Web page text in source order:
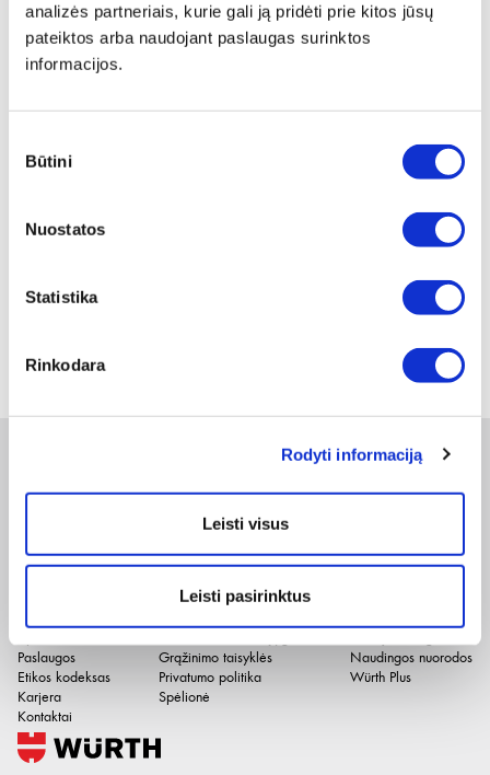
analizės partneriais, kurie gali ją pridėti prie kitos jūsų
pateiktos arba naudojant paslaugas surinktos
informacijos.
pasirinkimas
Būtini
Nuostatos
Statistika
Rinkodara
Rodyti informaciją
Leisti visus
Leisti pasirinktus
Žiūrėti detaliau Žiūrėti detaliau
INKARAS KALAMAS SU VINIES
Peržiūrėti
Paslaugos
Etikos kodeksas
Karjera
Kontaktai
El. parduotuvė
Grąžinimo taisyklės
Privatumo politika
Spėlionė
Naudingos nuorodos
Würth Plus
Apie duomenų naudojimą, gavėjus ir saugumo politiką skaitykite čia.